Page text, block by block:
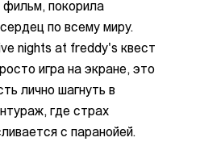
фильм, покорила
по всему миру.
nights at freddy's квест
игра на экране, это
лично шагнуть в
где страх
с паранойей.